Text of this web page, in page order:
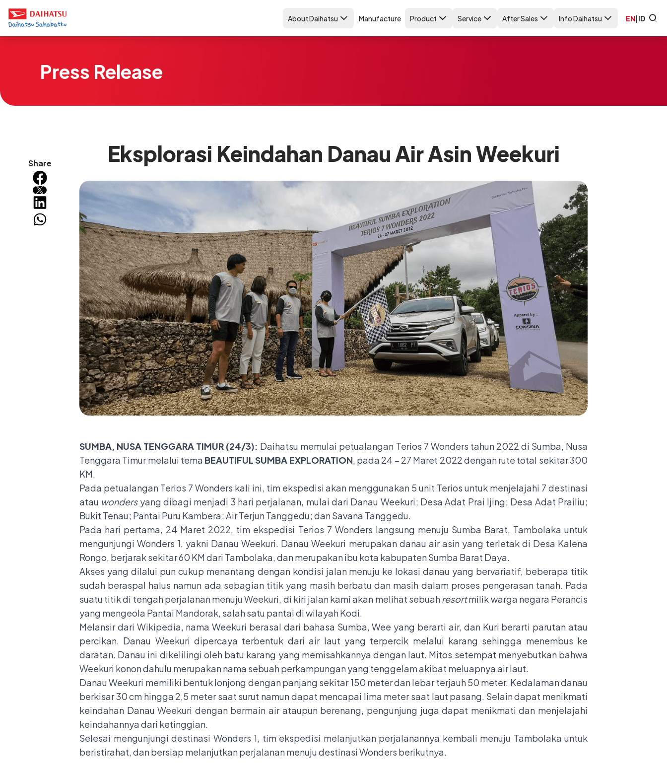
About Daihatsu Manufacture Product Service After Sales Info Daihatsu EN|ID
Press Release
Share Eksplorasi Keindahan Danau Air Asin Weekuri
SUMBA, NUSA TENGGARA TIMUR (24/3): Daihatsu memulai petualangan Terios 7 Wonders tahun 2022 di Sumba, Nusa
Tenggara Timur melalui tema BEAUTIFUL SUMBA EXPLORATION, pada 24 – 27 Maret 2022 dengan rute total sekitar 300
KM.
Pada petualangan Terios 7 Wonders kali ini, tim ekspedisi akan menggunakan 5 unit Terios untuk menjelajahi 7 destinasi
atau wondersyang dibagi menjadi 3 hari perjalanan, mulai dari Danau Weekuri; Desa Adat Prai Ijing; Desa Adat Prailiu;
Bukit Tenau; Pantai Puru Kambera; Air Terjun Tanggedu; dan Savana Tanggedu.
Pada hari pertama, 24 Maret 2022, tim ekspedisi Terios 7 Wonders langsung menuju Sumba Barat, Tambolaka untuk
mengunjungi Wonders 1, yakni Danau Weekuri. Danau Weekuri merupakan danau air asin yang terletak di Desa Kalena
Rongo, berjarak sekitar 60 KM dari Tambolaka, dan merupakan ibu kota kabupaten Sumba Barat Daya.
Akses yang dilalui pun cukup menantang dengan kondisi jalan menuju ke lokasi danau yang bervariatif, beberapa titik
sudah beraspal halus namun ada sebagian titik yang masih berbatu dan masih dalam proses pengerasan tanah. Pada
suatu titik di tengah perjalanan menuju Weekuri, di kiri jalan kami akan melihat sebuahresortmilik warga negara Perancis
yang mengeola Pantai Mandorak, salah satu pantai di wilayah Kodi.
Melansir dari Wikipedia, nama Weekuri berasal dari bahasa Sumba, Wee yang berarti air, dan Kuri berarti parutan atau
percikan. Danau Weekuri dipercaya terbentuk dari air laut yang terpercik melalui karang sehingga menembus ke
daratan. Danau ini dikelilingi oleh batu karang yang memisahkannya dengan laut. Mitos setempat menyebutkan bahwa
Weekuri konon dahulu merupakan nama sebuah perkampungan yang tenggelam akibat meluapnya air laut.
Danau Weekuri memiliki bentuk lonjong dengan panjang sekitar 150 meter dan lebar terjauh 50 meter. Kedalaman danau
berkisar 30 cm hingga 2,5 meter saat surut namun dapat mencapai lima meter saat laut pasang. Selain dapat menikmati
keindahan Danau Weekuri dengan bermain air ataupun berenang, pengunjung juga dapat menikmati dan menjelajahi
keindahannya dari ketinggian.
Selesai mengunjungi destinasi Wonders 1, tim ekspedisi melanjutkan perjalanannya kembali menuju Tambolaka untuk
beristirahat, dan bersiap melanjutkan perjalanan menuju destinasi Wonders berikutnya.